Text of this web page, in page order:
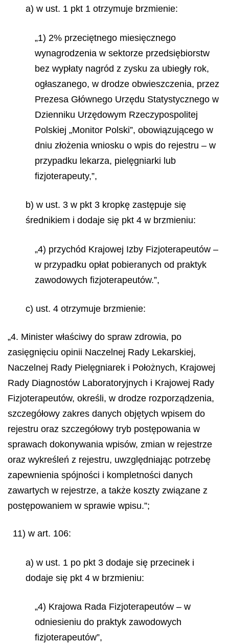
a) w ust. 1 pkt 1 otrzymuje brzmienie:
„1) 2% przeciętnego miesięcznego
wynagrodzenia w sektorze przedsiębiorstw
bez wypłaty nagród z zysku za ubiegły rok,
ogłaszanego, w drodze obwieszczenia, przez
Prezesa Głównego Urzędu Statystycznego w
Dzienniku Urzędowym Rzeczypospolitej
Polskiej „Monitor Polski”, obowiązującego w
dniu złożenia wniosku o wpis do rejestru – w
przypadku lekarza, pielęgniarki lub
fizjoterapeuty,”,
b) w ust. 3 w pkt 3 kropkę zastępuje się
średnikiem i dodaje się pkt 4 w brzmieniu:
„4) przychód Krajowej Izby Fizjoterapeutów –
w przypadku opłat pobieranych od praktyk
zawodowych fizjoterapeutów.”,
c) ust. 4 otrzymuje brzmienie:
„4. Minister właściwy do spraw zdrowia, po
zasięgnięciu opinii Naczelnej Rady Lekarskiej,
Naczelnej Rady Pielęgniarek i Położnych, Krajowej
Rady Diagnostów Laboratoryjnych i Krajowej Rady
Fizjoterapeutów, określi, w drodze rozporządzenia,
szczegółowy zakres danych objętych wpisem do
rejestru oraz szczegółowy tryb postępowania w
sprawach dokonywania wpisów, zmian w rejestrze
oraz wykreśleń z rejestru, uwzględniając potrzebę
zapewnienia spójności i kompletności danych
zawartych w rejestrze, a także koszty związane z
postępowaniem w sprawie wpisu.”;
11) w art. 106:
a) w ust. 1 po pkt 3 dodaje się przecinek i
dodaje się pkt 4 w brzmieniu:
„4) Krajowa Rada Fizjoterapeutów – w
odniesieniu do praktyk zawodowych
fizjoterapeutów”,